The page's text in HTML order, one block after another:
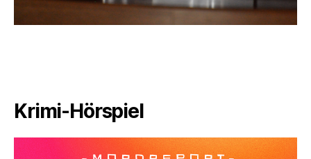
Krimi-Hörspiel